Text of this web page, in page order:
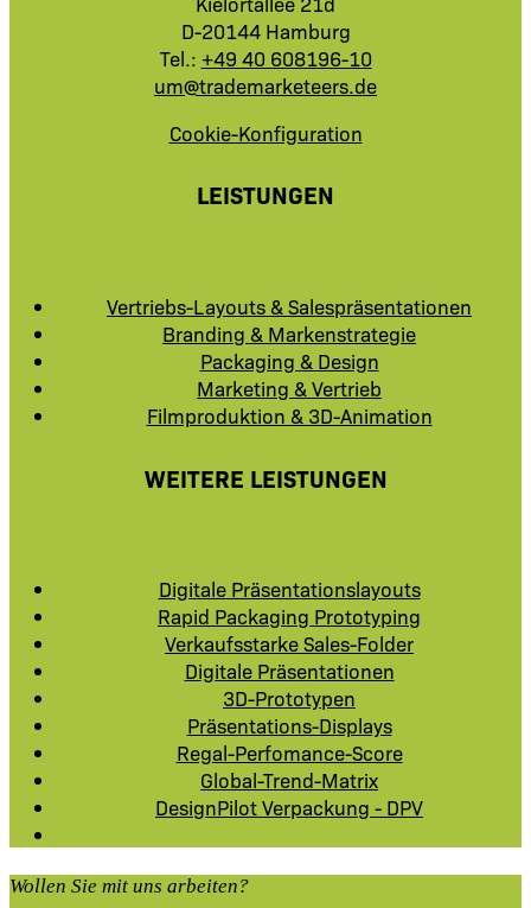
D-20144 Hamburg
Tel.: +49 40 608196-10
um@trademarketeers.de
Cookie-Konfiguration
LEISTUNGEN
Vertriebs-Layouts & Salespräsentationen
Branding & Markenstrategie
Packaging & Design
Marketing & Vertrieb
Filmproduktion & 3D-Animation
WEITERE LEISTUNGEN
Digitale Präsentationslayouts
Rapid Packaging Prototyping
Verkaufsstarke Sales-Folder
Digitale Präsentationen
3D-Prototypen
Präsentations-Displays
Regal-Perfomance-Score
Global-Trend-Matrix
DesignPilot Verpackung - DPV
Wollen Sie mit uns arbeiten?